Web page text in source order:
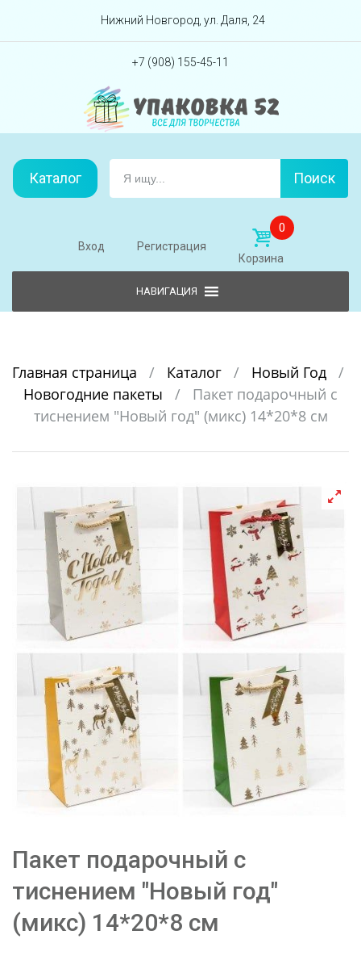
Перейти вниз
Нижний Новгород, ул. Даля, 24
+7 (908) 155-45-11
Каталог Поиск
Вход Регистрация
0
Корзина
Главная страница / Каталог / Новый Год
/
Новогодние пакеты
/
Пакет подарочный с
тиснением "Новый год" (микс) 14*20*8 см
Пакет подарочный с
тиснением "Новый год"
(микс) 14*20*8 см